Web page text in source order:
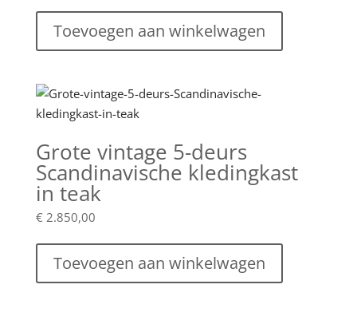
Toevoegen aan winkelwagen
Grote vintage 5-deurs
Scandinavische kledingkast
in teak
€ 2.850,00
Toevoegen aan winkelwagen